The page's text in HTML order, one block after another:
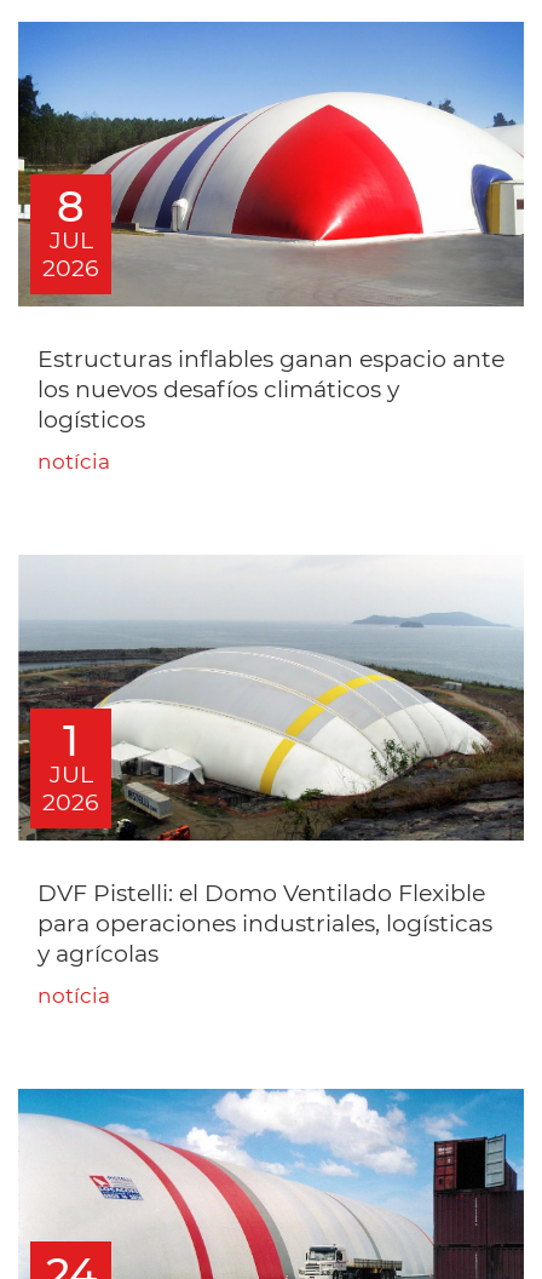
8
JUL
2026
Estructuras inflables ganan espacio ante
los nuevos desafíos climáticos y
logísticos
notícia
1
JUL
2026
DVF Pistelli: el Domo Ventilado Flexible
para operaciones industriales, logísticas
y agrícolas
notícia